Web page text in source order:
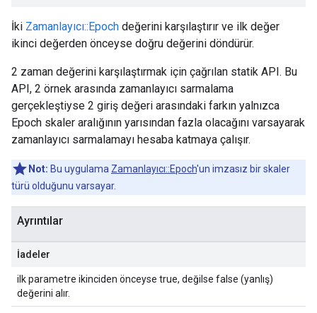
İki Zamanlayıcı::Epoch değerini karşılaştırır ve ilk değer
ikinci değerden önceyse doğru değerini döndürür.
2 zaman değerini karşılaştırmak için çağrılan statik API. Bu
API, 2 örnek arasında zamanlayıcı sarmalama
gerçekleştiyse 2 giriş değeri arasındaki farkın yalnızca
Epoch skaler aralığının yarısından fazla olacağını varsayarak
zamanlayıcı sarmalamayı hesaba katmaya çalışır.
Not: Bu uygulama Zamanlayıcı::Epoch'un imzasız bir skaler
türü olduğunu varsayar.
Ayrıntılar
İadeler
ilk parametre ikinciden önceyse true, değilse false (yanlış)
değerini alır.